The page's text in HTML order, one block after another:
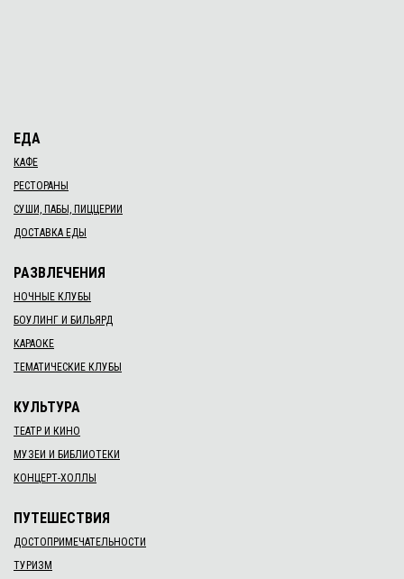
ЕДА
КАФЕ
РЕСТОРАНЫ
СУШИ, ПАБЫ, ПИЦЦЕРИИ
ДОСТАВКА ЕДЫ
РАЗВЛЕЧЕНИЯ
НОЧНЫЕ КЛУБЫ
БОУЛИНГ И БИЛЬЯРД
КАРАОКЕ
ТЕМАТИЧЕСКИЕ КЛУБЫ
КУЛЬТУРА
ТЕАТР И КИНО
МУЗЕИ И БИБЛИОТЕКИ
КОНЦЕРТ-ХОЛЛЫ
ПУТЕШЕСТВИЯ
ДОСТОПРИМЕЧАТЕЛЬНОСТИ
ТУРИЗМ